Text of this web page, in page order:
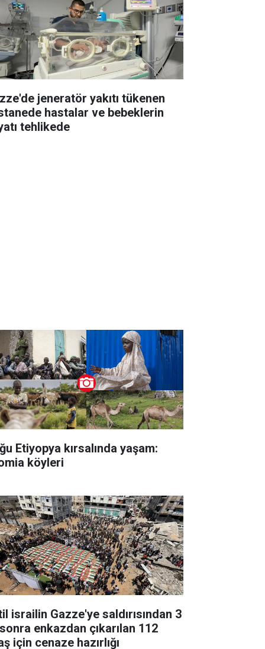
jeneratör yakıtı tükenen
hastalar ve bebeklerin
tehlikede
Etiyopya kırsalında yaşam:
köyleri
israilin Gazze'ye saldırısından 3
enkazdan çıkarılan 112
için cenaze hazırlığı